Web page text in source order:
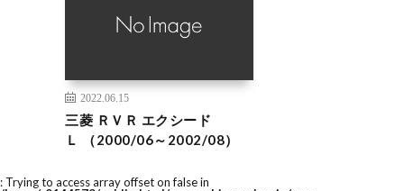
2022.06.15
三菱 ＲＶＲ エクシード
Ｌ （2000/06～2002/08）
: Trying to access array offset on false in